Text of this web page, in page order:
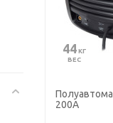
44 КГ
ВЕС
200А